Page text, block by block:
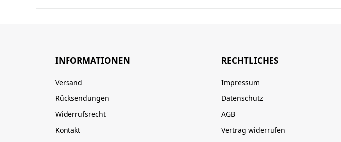
INFORMATIONEN
Versand
Rücksendungen
Widerrufsrecht
Kontakt
RECHTLICHES
Impressum
Datenschutz
AGB
Vertrag widerrufen